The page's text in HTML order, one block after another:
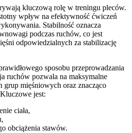
kluczową rolę w treningu pleców.
wpływ na efektywność ćwiczeń
Stabilność oznacza
podczas ruchów, co jest
odpowiedzialnych za stabilizację
sposobu przeprowadzania
ruchów pozwala na maksymalne
grup mięśniowych oraz znacząco
jest:
ciała,
obciążenia stawów.